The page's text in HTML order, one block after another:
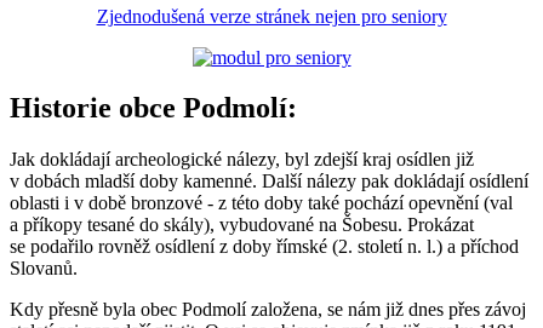
Zjednodušená verze stránek nejen pro seniory
Historie obce Podmolí:
Jak dokládají archeologické nálezy, byl zdejší kraj osídlen již
v dobách mladší doby kamenné. Další nálezy pak dokládají osídlení
oblasti i v době bronzové - z této doby také pochází opevnění (val
a příkopy tesané do skály), vybudované na Šobesu. Prokázat
se podařilo rovněž osídlení z doby římské (2. století n. l.) a příchod
Slovanů.
Kdy přesně byla obec Podmolí založena, se nám již dnes přes závoj